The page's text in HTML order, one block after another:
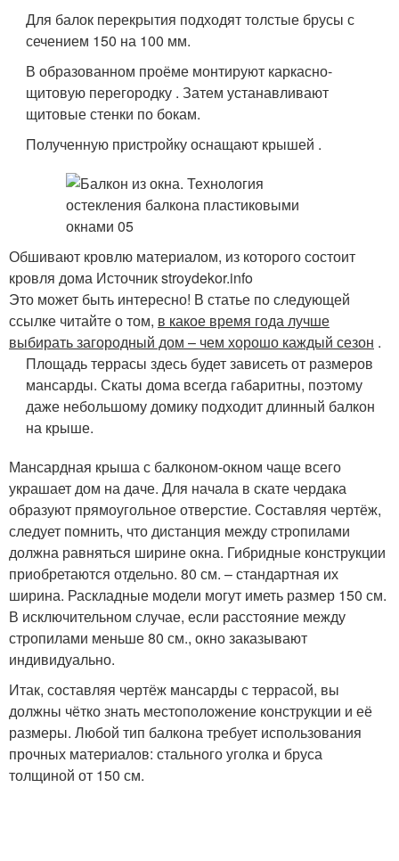
Для балок перекрытия подходят толстые брусы с
сечением 150 на 100 мм.
В образованном проёме монтируют каркасно-
щитовую перегородку . Затем устанавливают
щитовые стенки по бокам.
Полученную пристройку оснащают крышей .
Обшивают кровлю материалом, из которого состоит
кровля дома Источник stroydekor.info
Это может быть интересно! В статье по следующей
ссылке читайте о том, в какое время года лучше
выбирать загородный дом – чем хорошо каждый сезон .
Площадь террасы здесь будет зависеть от размеров
мансарды. Скаты дома всегда габаритны, поэтому
даже небольшому домику подходит длинный балкон
на крыше.
Мансардная крыша с балконом-окном чаще всего
украшает дом на даче. Для начала в скате чердака
образуют прямоугольное отверстие. Составляя чертёж,
следует помнить, что дистанция между стропилами
должна равняться ширине окна. Гибридные конструкции
приобретаются отдельно. 80 см. – стандартная их
ширина. Раскладные модели могут иметь размер 150 см.
В исключительном случае, если расстояние между
стропилами меньше 80 см., окно заказывают
индивидуально.
Итак, составляя чертёж мансарды с террасой, вы
должны чётко знать местоположение конструкции и её
размеры. Любой тип балкона требует использования
прочных материалов: стального уголка и бруса
толщиной от 150 см.